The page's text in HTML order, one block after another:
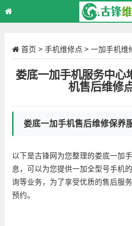
首页 > 手机维修点 > 一加手机维
娄底一加手机服务中心
机售后维修
娄底一加手机售后维修保养
以下是古锋网为您整理的娄底一加
息，可以为您提供一加全型号手机
询等业务，为了享受优质的售后服
预约。